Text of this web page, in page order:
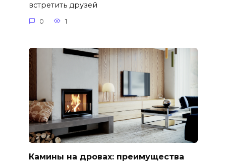
встретить друзей
0 1
Камины на дровах: преимущества